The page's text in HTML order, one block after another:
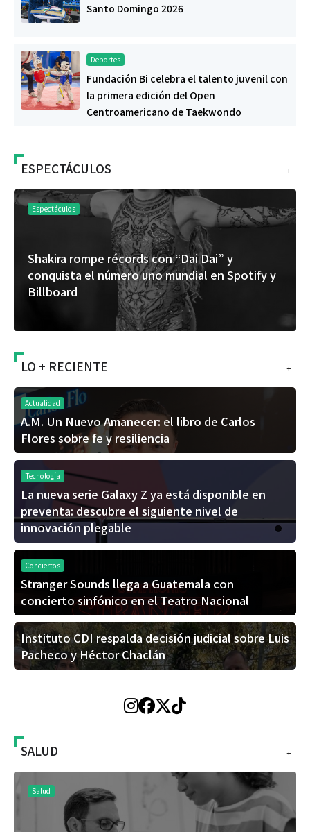
Santo Domingo 2026
Deportes
Fundación Bi celebra el talento juvenil con
la primera edición del Open
Centroamericano de Taekwondo
+
ESPECTÁCULOS
Espectáculos
“Donde quiera que estés” el primer
del universo de “FRAGMENTOS” su
álbum de estudio
y
+
LO + RECIENTE
Actualidad
A.M. Un Nuevo Amanecer: el libro de Carlos
Flores sobre fe y resiliencia
Tecnología
La nueva serie Galaxy Z ya está disponible en
preventa: descubre el siguiente nivel de
innovación plegable
Conciertos
Stranger Sounds llega a Guatemala con
concierto sinfónico en el Teatro Nacional
Instituto CDI respalda decisión judicial sobre Luis
Pacheco y Héctor Chaclán
+
SALUD
Salud